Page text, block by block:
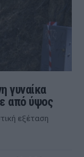
γυναίκα
από ύψος
εξέταση